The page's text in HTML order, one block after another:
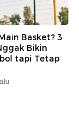
Basket? 3
Bikin
tapi Tetap